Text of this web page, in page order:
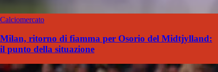
Calciomercato
Milan, ritorno di fiamma per Osorio del Midtjylland:
il punto della situazione